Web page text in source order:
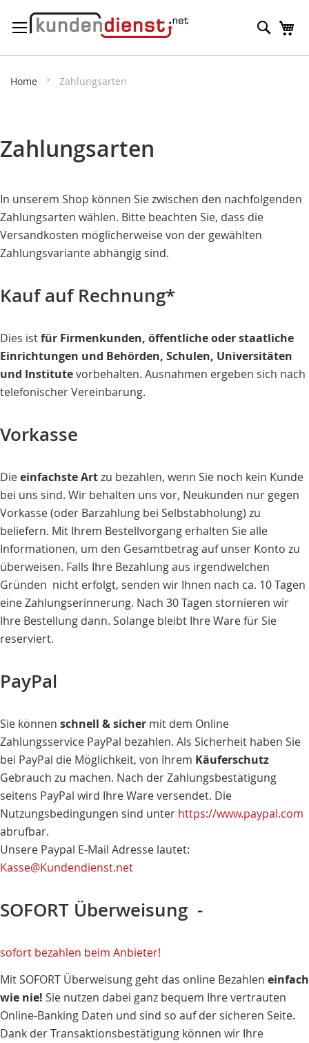
zum
Suche
Home Zahlungsarten
Zahlungsarten
In unserem Shop können Sie zwischen den nachfolgenden
Zahlungsarten wählen. Bitte beachten Sie, dass die
Versandkosten möglicherweise von der gewählten
Zahlungsvariante abhängig sind.
Kauf auf Rechnung*
Dies istfür Firmenkunden, öffentliche oder staatliche
Einrichtungen und Behörden, Schulen, Universitäten
und Institutevorbehalten. Ausnahmen ergeben sich nach
telefonischer Vereinbarung.
Vorkasse
Dieeinfachste Artzu bezahlen, wenn Sie noch kein Kunde
bei uns sind. Wir behalten uns vor, Neukunden nur gegen
Vorkasse (oder Barzahlung bei Selbstabholung) zu
beliefern. Mit Ihrem Bestellvorgang erhalten Sie alle
Informationen, um den Gesamtbetrag auf unser Konto zu
überweisen. Falls Ihre Bezahlung aus irgendwelchen
Gründen nicht erfolgt, senden wir Ihnen nach ca. 10 Tagen
eine Zahlungserinnerung. Nach 30 Tagen stornieren wir
Ihre Bestellung dann. Solange bleibt Ihre Ware für Sie
reserviert.
PayPal
Sie können schnell & sicher mit dem Online
Zahlungsservice PayPal bezahlen. Als Sicherheit haben Sie
bei PayPal die Möglichkeit, von Ihrem Käuferschutz
Gebrauch zu machen. Nach der Zahlungsbestätigung
seitens PayPal wird Ihre Ware versendet. Die
Nutzungsbedingungen sind unter https://www.paypal.com
abrufbar.
Unsere Paypal E-Mail Adresse lautet:
Kasse@Kundendienst.net
SOFORT Überweisung -
sofort bezahlen beim Anbieter!
Mit SOFORT Überweisung geht das online Bezahlen einfach
wie nie! Sie nutzen dabei ganz bequem Ihre vertrauten
Online-Banking Daten und sind so auf der sicheren Seite.
Dank der Transaktionsbestätigung können wir Ihre